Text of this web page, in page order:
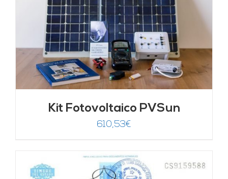
Kit Fotovoltaico PVSun
610,53€